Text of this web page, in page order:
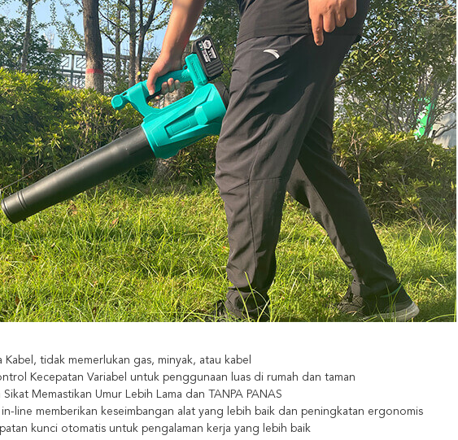
Kabel, tidak memerlukan gas, minyak, atau kabel
Kecepatan Variabel untuk penggunaan luas di rumah dan taman
Memastikan Umur Lebih Lama dan TANPA PANAS
in-line memberikan keseimbangan alat yang lebih baik dan peningkatan ergonomis
kunci otomatis untuk pengalaman kerja yang lebih baik